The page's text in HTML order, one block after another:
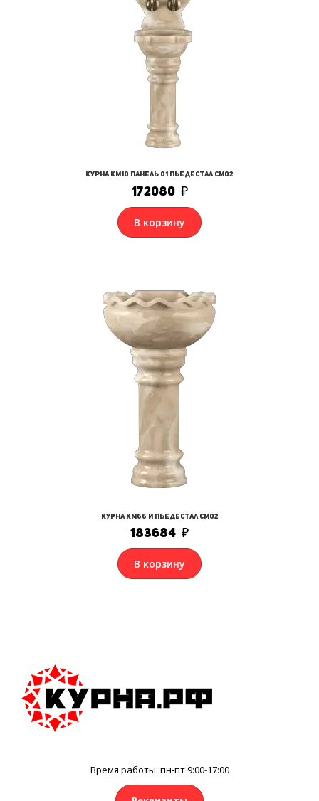
Курна КМ10 Панель 01 Пьедестал СМ02
172080 ₽
В корзину
Курна КМ66 и Пьедестал СМ02
183684 ₽
В корзину
Время работы: пн-пт 9:00-17:00